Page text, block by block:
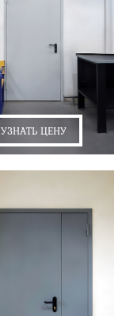
УЗНАТЬ ЦЕНУ